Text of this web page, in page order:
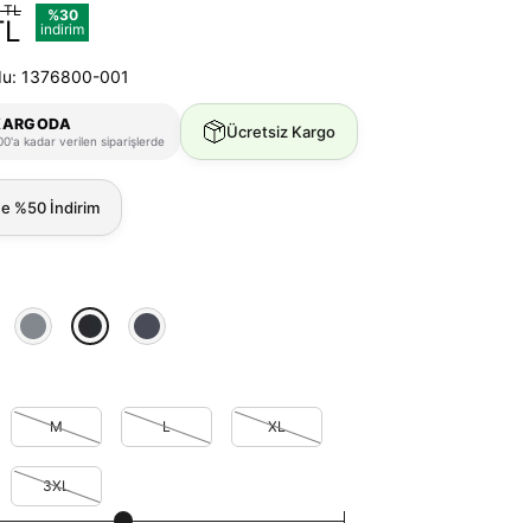
TL
%30
indirim
1376800-001
kadar verilen siparişlerde Ücretsiz Kargo
%50 İndirim
M L XL
3XL